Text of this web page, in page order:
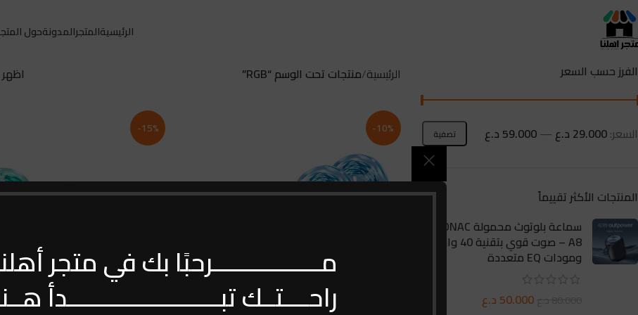
مـــــــــــــــــرحبًا بك في متجر
راحــــتــك تبــــــــــــــــــــــــدأ
الرئيسيةالمتجرالمدونةحول
الفرز حسب السعر
تصفية السعر:29.000 د.ع —59.000 د.ع
المنتجات الأكثر تقييماً
سماعة بلوتوث محمولة SONAC
A8 – صوت قوي بتقنية 40 واط
ومودات EQ متعددة
50.000 د.ع
الرئيسية منتجات تحت الوسم “RGB” اظهر
-10%
-15%